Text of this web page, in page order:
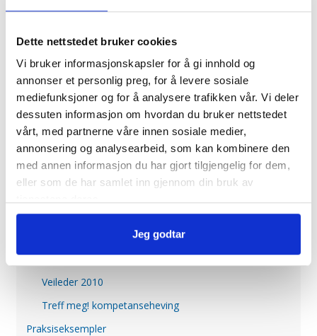
Dette nettstedet bruker cookies
Vi bruker informasjonskapsler for å gi innhold og
annonser et personlig preg, for å levere sosiale
mediefunksjoner og for å analysere trafikken vår. Vi deler
dessuten informasjon om hvordan du bruker nettstedet
vårt, med partnerne våre innen sosiale medier,
annonsering og analysearbeid, som kan kombinere den
med annen informasjon du har gjort tilgjengelig for dem,
eller som de har samlet inn gjennom din bruk av
Jeg godtar
E-post*
Spørsmål / innspill / kommentarer *
Send
inn
Slik bruker vi dine data
Brukermedvirkning
Ulike roller
Rekruttering
Brukerkompetanse
Brukerorganisasjoner
Etablere tilbud i gruppe
Kompetanseheving
Digitalt kurs i helsepedagogikk
Håndbok i helsepedagogikk
Håndbok i lærings- og mestringsarbeid
Veileder 2010
Treff meg! kompetanseheving
Praksiseksempler